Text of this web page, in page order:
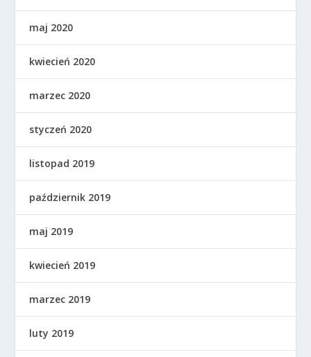
maj 2020
kwiecień 2020
marzec 2020
styczeń 2020
listopad 2019
październik 2019
maj 2019
kwiecień 2019
marzec 2019
luty 2019